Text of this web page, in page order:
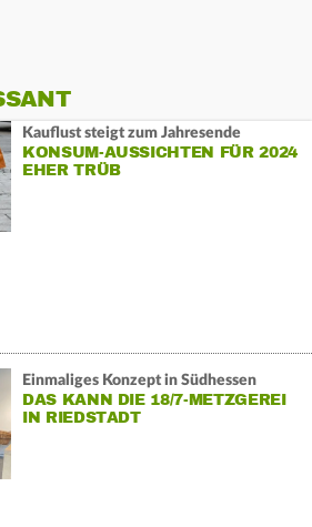
Kauflust steigt zum Jahresende
KONSUM-AUSSICHTEN FÜR 2024
EHER TRÜB
Einmaliges Konzept in Südhessen
DAS KANN DIE 18/7-METZGEREI
IN RIEDSTADT